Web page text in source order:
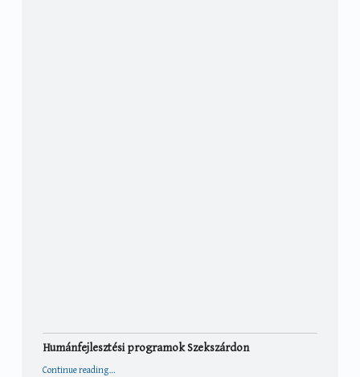
Humánfejlesztési programok Szekszárdon
Continue reading…